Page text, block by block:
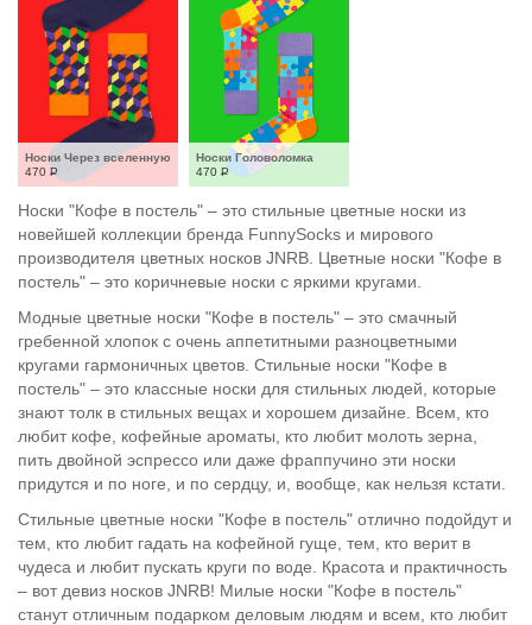
Носки Через вселенную
470 Р
Носки Головоломка
470 Р
Носки "Кофе в постель" – это стильные цветные носки из
новейшей коллекции бренда FunnySocks и мирового
производителя цветных носков JNRB. Цветные носки "Кофе в
постель" – это коричневые носки с яркими кругами.
Модные цветные носки "Кофе в постель" – это смачный
гребенной хлопок с очень аппетитными разноцветными
кругами гармоничных цветов. Стильные носки "Кофе в
постель" – это классные носки для стильных людей, которые
знают толк в стильных вещах и хорошем дизайне. Всем, кто
любит кофе, кофейные ароматы, кто любит молоть зерна,
пить двойной эспрессо или даже фраппучино эти носки
придутся и по ноге, и по сердцу, и, вообще, как нельзя кстати.
Стильные цветные носки "Кофе в постель" отлично подойдут и
тем, кто любит гадать на кофейной гуще, тем, кто верит в
чудеса и любит пускать круги по воде. Красота и практичность
– вот девиз носков JNRB! Милые носки "Кофе в постель"
станут отличным подарком деловым людям и всем, кто любит